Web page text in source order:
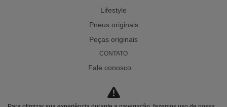
Lifestyle
Pneus originais
Peças originais
CONTATO
Fale conosco
Nossa história